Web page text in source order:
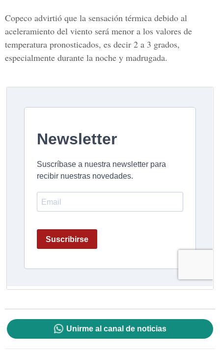
Copeco advirtió que la sensación térmica debido al
aceleramiento del viento será menor a los valores de
temperatura pronosticados, es decir 2 a 3 grados,
especialmente durante la noche y madrugada.
Unirme al canal de noticias